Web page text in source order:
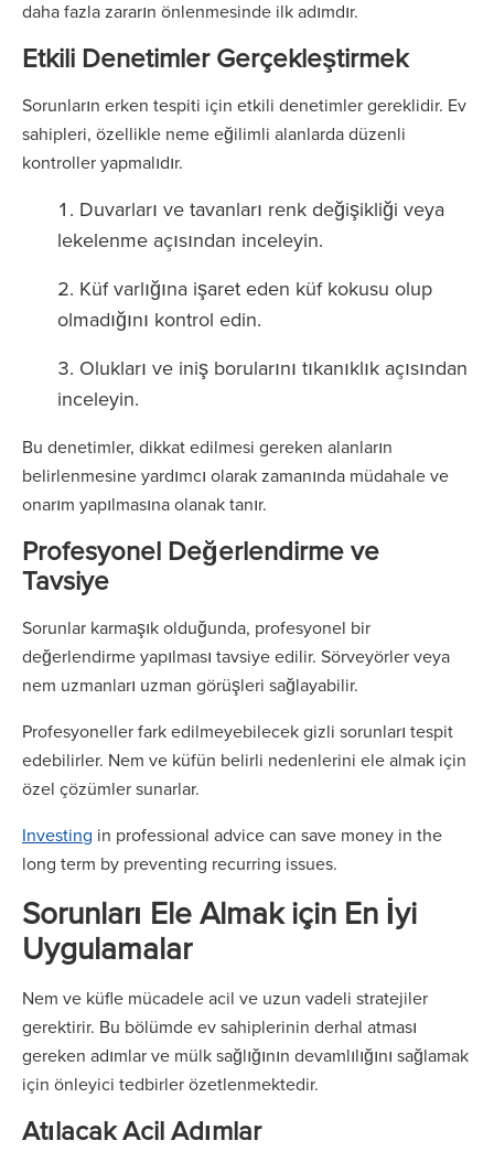
daha fazla zararın önlenmesinde ilk adımdır.
Etkili Denetimler Gerçekleştirmek
Sorunların erken tespiti için etkili denetimler gereklidir. Ev
sahipleri, özellikle neme eğilimli alanlarda düzenli
kontroller yapmalıdır.
Duvarları ve tavanları renk değişikliği veya
lekelenme açısından inceleyin.
Küf varlığına işaret eden küf kokusu olup
olmadığını kontrol edin.
Olukları ve iniş borularını tıkanıklık açısından
inceleyin.
Bu denetimler, dikkat edilmesi gereken alanların
belirlenmesine yardımcı olarak zamanında müdahale ve
onarım yapılmasına olanak tanır.
Profesyonel Değerlendirme ve
Tavsiye
Sorunlar karmaşık olduğunda, profesyonel bir
değerlendirme yapılması tavsiye edilir. Sörveyörler veya
nem uzmanları uzman görüşleri sağlayabilir.
Profesyoneller fark edilmeyebilecek gizli sorunları tespit
edebilirler. Nem ve küfün belirli nedenlerini ele almak için
özel çözümler sunarlar.
Investing in professional advice can save money in the
long term by preventing recurring issues.
Sorunları Ele Almak için En İyi
Uygulamalar
Nem ve küfle mücadele acil ve uzun vadeli stratejiler
gerektirir. Bu bölümde ev sahiplerinin derhal atması
gereken adımlar ve mülk sağlığının devamlılığını sağlamak
için önleyici tedbirler özetlenmektedir.
Atılacak Acil Adımlar